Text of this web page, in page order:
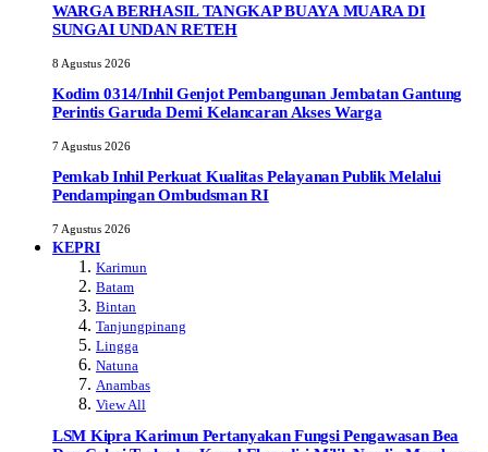
WARGA BERHASIL TANGKAP BUAYA MUARA DI
SUNGAI UNDAN RETEH
8 Agustus 2026
Kodim 0314/Inhil Genjot Pembangunan Jembatan Gantung
Perintis Garuda Demi Kelancaran Akses Warga
7 Agustus 2026
Pemkab Inhil Perkuat Kualitas Pelayanan Publik Melalui
Pendampingan Ombudsman RI
7 Agustus 2026
KEPRI
Karimun
Batam
Bintan
Tanjungpinang
Lingga
Natuna
Anambas
View All
LSM Kipra Karimun Pertanyakan Fungsi Pengawasan Bea